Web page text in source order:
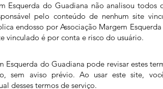
Esquerda do Guadiana não analisou todos
pelo conteúdo de nenhum site
endosso por Associação Margem
vinculado é por conta e risco do usuário.
Esquerda do Guadiana pode revisar estes
sem aviso prévio. Ao usar este site,
desses termos de serviço.